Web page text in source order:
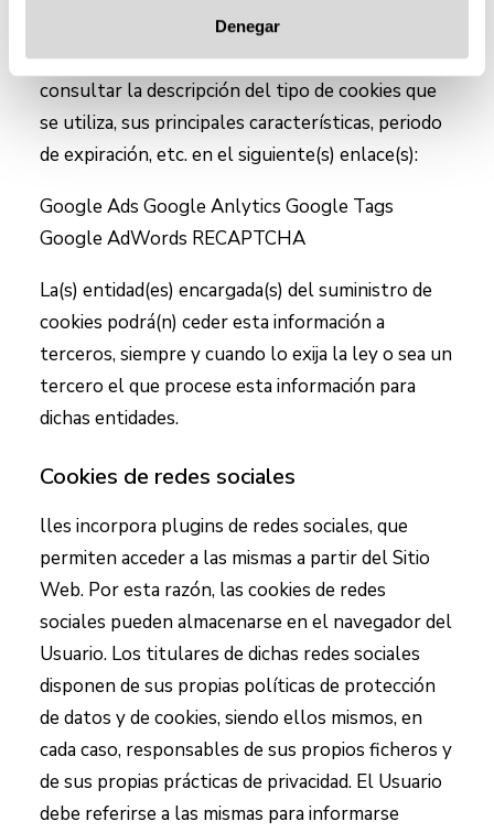
Denegar
Puede obtener más información sobre las
cookies, la información sobre la privacidad, o
consultar la descripción del tipo de cookies que
se utiliza, sus principales características, periodo
de expiración, etc. en el siguiente(s) enlace(s):
Google Ads Google Anlytics Google Tags
Google AdWords RECAPTCHA
La(s) entidad(es) encargada(s) del suministro de
cookies podrá(n) ceder esta información a
terceros, siempre y cuando lo exija la ley o sea un
tercero el que procese esta información para
dichas entidades.
Cookies de redes sociales
lles incorpora plugins de redes sociales, que
permiten acceder a las mismas a partir del Sitio
Web. Por esta razón, las cookies de redes
sociales pueden almacenarse en el navegador del
Usuario. Los titulares de dichas redes sociales
disponen de sus propias políticas de protección
de datos y de cookies, siendo ellos mismos, en
cada caso, responsables de sus propios ficheros y
de sus propias prácticas de privacidad. El Usuario
debe referirse a las mismas para informarse